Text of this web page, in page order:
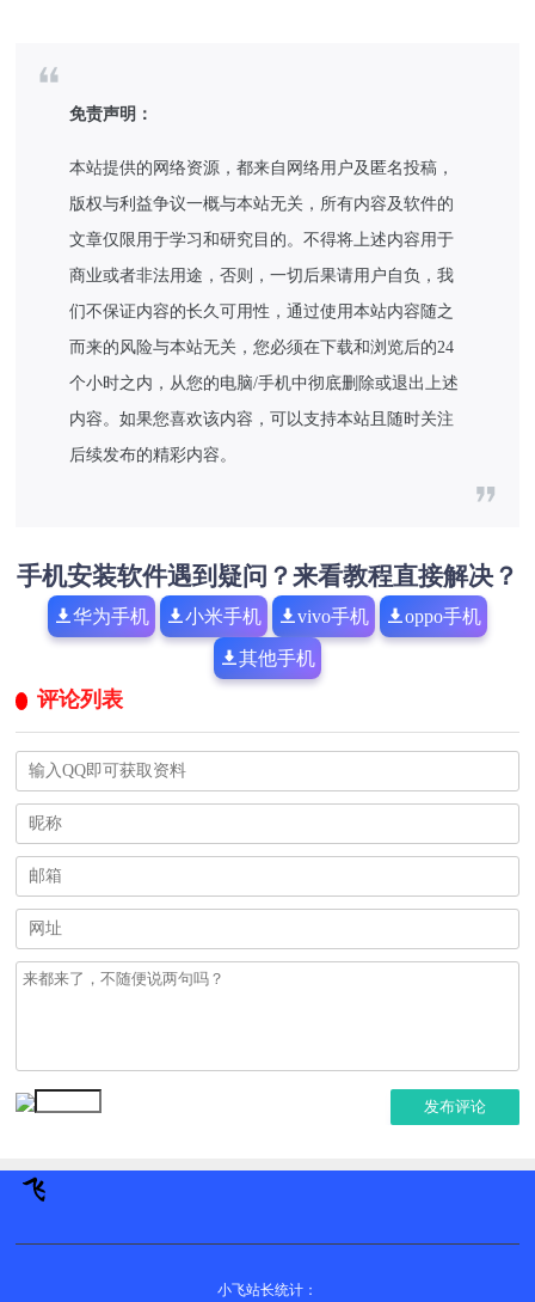
免责声明：
本站提供的网络资源，都来自网络用户及匿名投稿，
版权与利益争议一概与本站无关，所有内容及软件的
文章仅限用于学习和研究目的。不得将上述内容用于
商业或者非法用途，否则，一切后果请用户自负，我
们不保证内容的长久可用性，通过使用本站内容随之
而来的风险与本站无关，您必须在下载和浏览后的24
个小时之内，从您的电脑/手机中彻底删除或退出上述
内容。如果您喜欢该内容，可以支持本站且随时关注
后续发布的精彩内容。
手机安装软件遇到疑问？来看教程直接解决？
华为手机 小米手机 vivo手机 oppo手机
其他手机
评论列表
发布评论
小飞站长统计：